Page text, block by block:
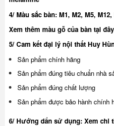
4/ Màu sắc bàn: M1, M2, M5, M12,
Xem thêm màu gỗ của bàn tại đây
5/ Cam kết đại lý nội thất Huy
Sản phẩm chính hãng
Sản phẩm đúng tiêu chuẩn nhà
Sản phẩm đúng chất lượng
Sản phẩm được bảo hành chính
6/ Hướng dẩn sử dụng: Xem chi